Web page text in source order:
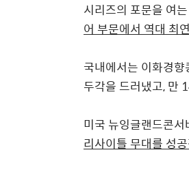
시리즈의 포문을 여는
어 부문에서 역대 최
국내에서는 이화경향
두각을 드러냈고,만
미국 뉴잉글랜드콘서
리사이틀 무대를 성